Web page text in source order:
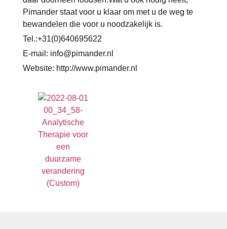
Pimander staat voor u klaar om met u de weg te
bewandelen die voor u noodzakelijk is.
Tel.:+31(0)640695622
E-mail: info@pimander.nl
Website: http://www.pimander.nl